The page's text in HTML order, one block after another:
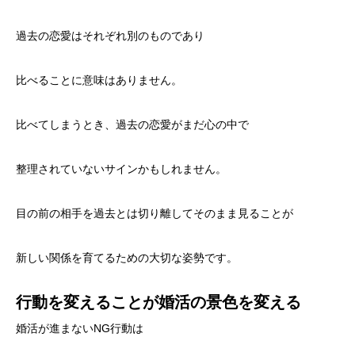
過去の恋愛はそれぞれ別のものであり
比べることに意味はありません。
比べてしまうとき、過去の恋愛がまだ心の中で
整理されていないサインかもしれません。
目の前の相手を過去とは切り離してそのまま見ることが
新しい関係を育てるための大切な姿勢です。
行動を変えることが婚活の景色を変える
婚活が進まないNG行動は